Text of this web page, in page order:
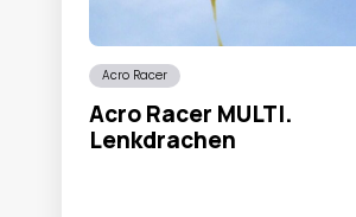
Acro Racer
Acro Racer MULTI.
Lenkdrachen